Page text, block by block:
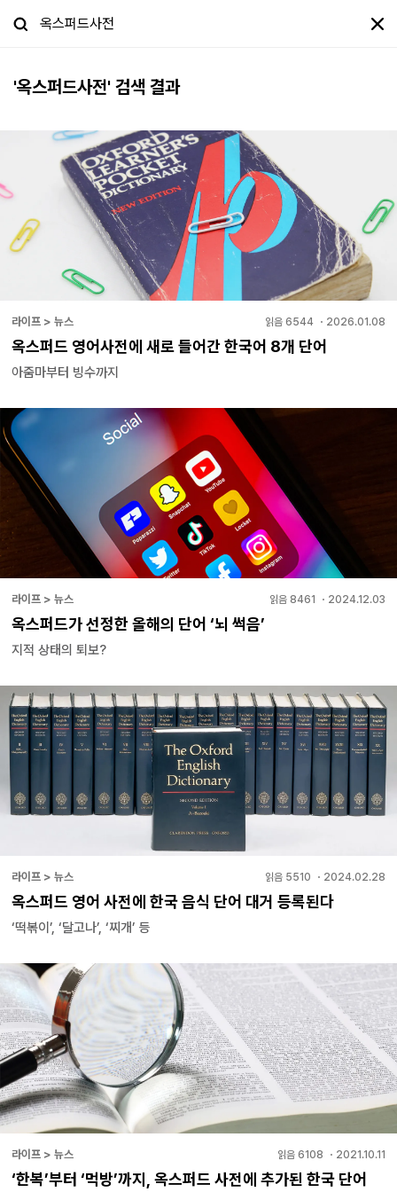
'옥스퍼드사전' 검색 결과
라이프 > 뉴스 읽음 6544 ・ 2026.01.08
옥스퍼드 영어사전에 새로 들어간 한국어 8개 단어
아줌마부터 빙수까지
라이프 > 뉴스 읽음 8461 ・ 2024.12.03
옥스퍼드가 선정한 올해의 단어 ‘뇌 썩음’
지적 상태의 퇴보?
라이프 > 뉴스 읽음 5510 ・ 2024.02.28
옥스퍼드 영어 사전에 한국 음식 단어 대거 등록된다
‘떡볶이’, ‘달고나’, ‘찌개’ 등
라이프 > 뉴스 읽음 6108 ・ 2021.10.11
‘한복’부터 ‘먹방’까지, 옥스퍼드 사전에 추가된 한국 단어